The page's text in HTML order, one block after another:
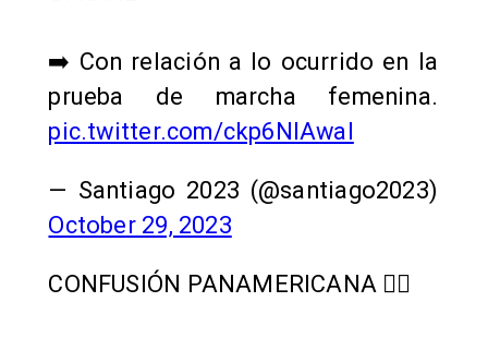
➡️ Con relación a lo ocurrido en la
prueba de marcha femenina.
pic.twitter.com/ckp6NIAwaI
— Santiago 2023 (@santiago2023)
October 29, 2023
CONFUSIÓN PANAMERICANA 🤦‍♂️